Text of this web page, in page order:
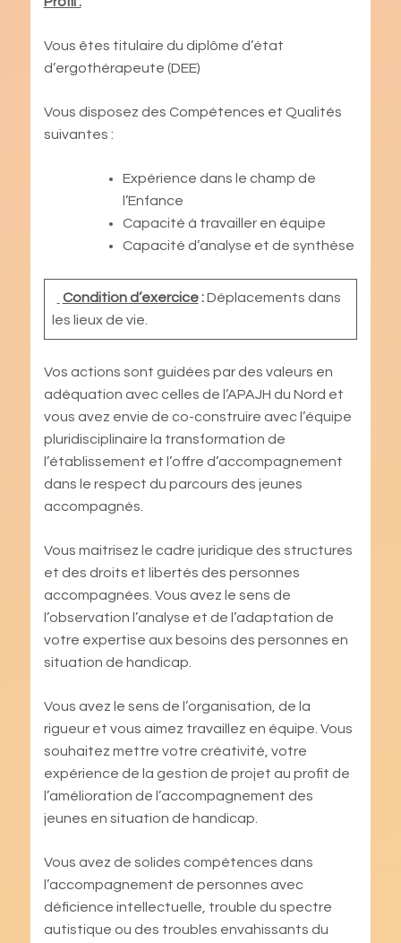
Vous êtes titulaire du diplôme d’état
d’ergothérapeute (DEE)
Vous disposez des Compétences et Qualités
suivantes :
Expérience dans le champ de
l’Enfance
Capacité à travailler en équipe
Capacité d’analyse et de synthèse
Condition d’exercice:Déplacements dans
les lieux de vie.
Vos actions sont guidées par des valeurs en
adéquation avec celles de l’APAJH du Nord et
vous avez envie de co-construire avec l’équipe
pluridisciplinaire la transformation de
l’établissement et l’offre d’accompagnement
dans le respect du parcours des jeunes
accompagnés.
Vous maitrisez le cadre juridique des structures
et des droits et libertés des personnes
accompagnées. Vous avez le sens de
l’observation l’analyse et de l’adaptation de
votre expertise aux besoins des personnes en
situation de handicap.
Vous avez le sens de l’organisation, de la
rigueur et vous aimez travaillez en équipe. Vous
souhaitez mettre votre créativité, votre
expérience de la gestion de projet au profit de
l’amélioration de l’accompagnement des
jeunes en situation de handicap.
Vous avez de solides compétences dans
l’accompagnement de personnes avec
déficience intellectuelle, trouble du spectre
autistique ou des troubles envahissants du